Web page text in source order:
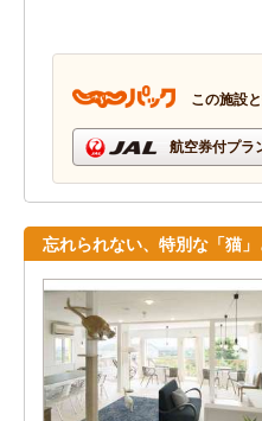
この施設
航空券付プラ
忘れられない、特別な「猫」